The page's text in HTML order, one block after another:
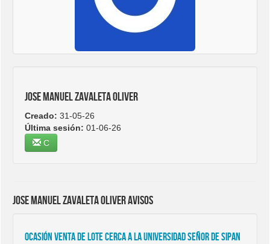
JOSE MANUEL ZAVALETA OLIVER
Creado: 31-05-26
Última sesión: 01-06-26
C
JOSE MANUEL ZAVALETA OLIVER avisos
OCASIÓN VENTA DE LOTE CERCA A LA UNIVERSIDAD SEÑOR DE SIPAN